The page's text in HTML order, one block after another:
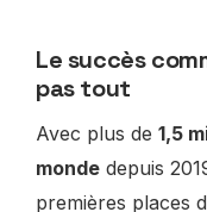
Le succès
pas tout
Avec plus de 1,5
monde depuis
premières places